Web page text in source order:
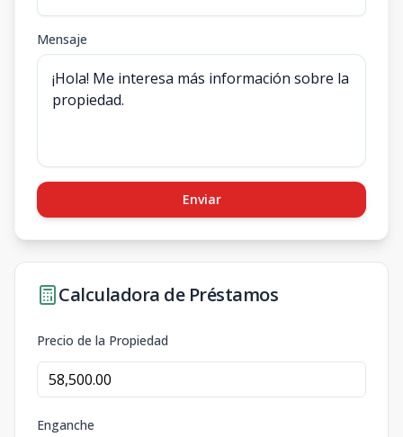
Mensaje
Enviar
Calculadora de Préstamos
Precio de la Propiedad
Enganche